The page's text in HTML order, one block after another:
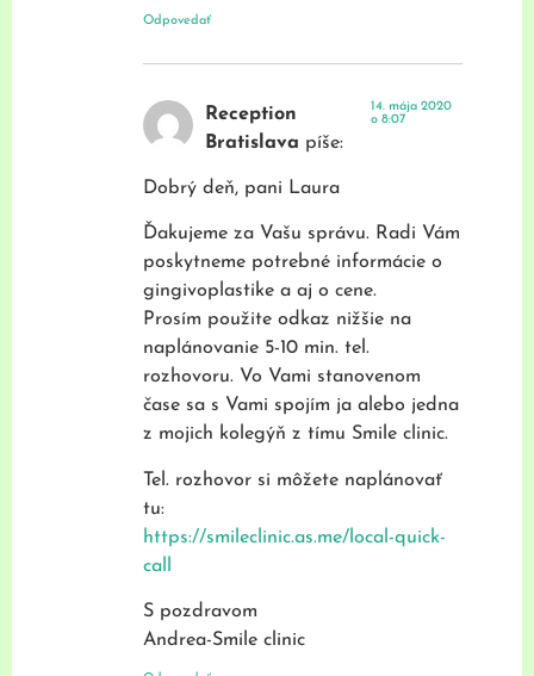
Odpovedať
Reception
Bratislava píše:
14. mája 2020
o 8:07
Dobrý deň, pani Laura
Ďakujeme za Vašu správu. Radi Vám
poskytneme potrebné informácie o
gingivoplastike a aj o cene.
Prosím použite odkaz nižšie na
naplánovanie 5-10 min. tel.
rozhovoru. Vo Vami stanovenom
čase sa s Vami spojím ja alebo jedna
z mojich kolegýň z tímu Smile clinic.
Tel. rozhovor si môžete naplánovať
tu:
https://smileclinic.as.me/local-quick-
call
S pozdravom
Andrea-Smile clinic